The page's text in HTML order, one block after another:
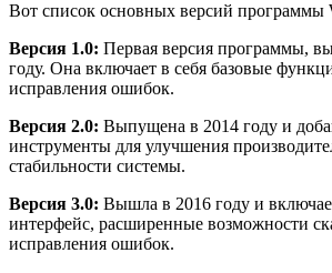
Вот список основных версий программы
Версия 1.0: Первая версия программы,
году. Она включает в себя базовые
исправления ошибок.
Версия 2.0: Выпущена в 2014 году и
инструменты для улучшения
стабильности системы.
Версия 3.0: Вышла в 2016 году и
интерфейс, расширенные возможности
исправления ошибок.